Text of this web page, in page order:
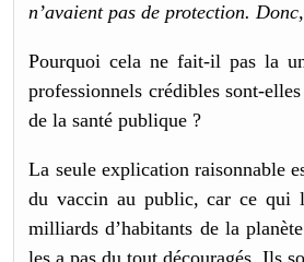
n’avaient pas de protection.
Pourquoi cela ne fait-il pas la
professionnels crédibles sont-
de la santé publique ?
La seule explication raisonnable
du vaccin au public, car ce qui
milliards d’habitants de la